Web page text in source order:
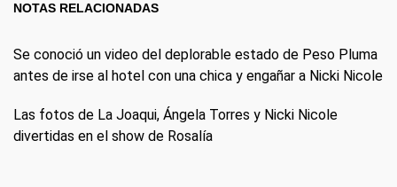
NOTAS RELACIONADAS
Se conoció un video del deplorable estado de Peso Pluma
antes de irse al hotel con una chica y engañar a Nicki Nicole
Las fotos de La Joaqui, Ángela Torres y Nicki Nicole
divertidas en el show de Rosalía